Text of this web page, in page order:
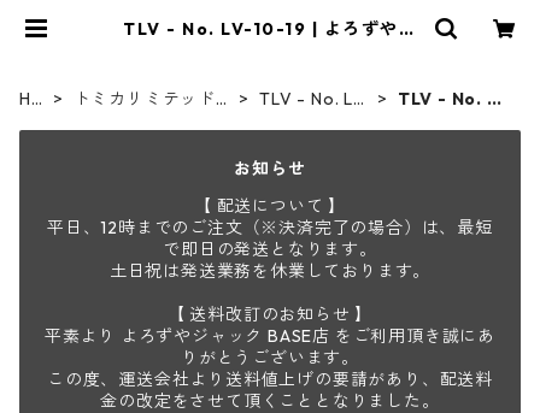
TLV - No. LV-10-19 | よろずやジ
HO
トミカリミテッドヴ
TLV - No. LV
TLV - No. LV
お知らせ
【 配送について 】
平日、12時までのご注文（※決済完了の場合）は、最短
で即日の発送となります。
土日祝は発送業務を休業しております。
【 送料改訂のお知らせ 】
平素より よろずやジャック BASE店 をご利用頂き誠にあ
りがとうございます。
この度、運送会社より送料値上げの要請があり、配送料
金の改定をさせて頂くこととなりました。